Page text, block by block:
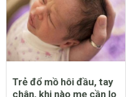
Trẻ đổ mồ hôi đầu, tay
chân, khi nào mẹ cần lo